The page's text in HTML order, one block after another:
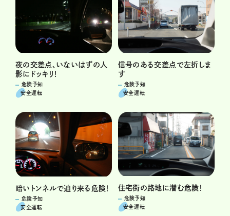
夜の交差点、いないはずの人
影にドッキリ！
危険予知
安全運転
信号のある交差点で左折しま
す
危険予知
安全運転
暗いトンネルで迫り来る危険！
危険予知
安全運転
住宅街の路地に潜む危険！
危険予知
安全運転